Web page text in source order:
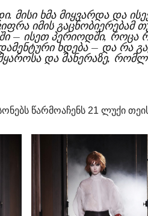
მისი ხმა მიყვარდა და
იმის
– ისეთ პერიოდში, როცა
ხდება – და რა
და მანერაზე,
წარმოაჩენს 21 ლუქი